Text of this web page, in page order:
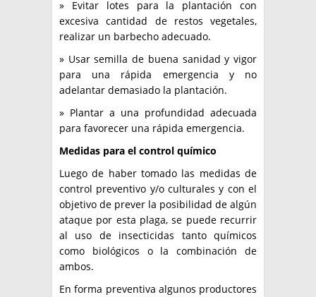
» Evitar lotes para la plantación con
excesiva cantidad de restos vegetales,
realizar un barbecho adecuado.
» Usar semilla de buena sanidad y vigor
para una rápida emergencia y no
adelantar demasiado la plantación.
» Plantar a una profundidad adecuada
para favorecer una rápida emergencia.
Medidas para el control químico
Luego de haber tomado las medidas de
control preventivo y/o culturales y con el
objetivo de prever la posibilidad de algún
ataque por esta plaga, se puede recurrir
al uso de insecticidas tanto químicos
como biológicos o la combinación de
ambos.
En forma preventiva algunos productores